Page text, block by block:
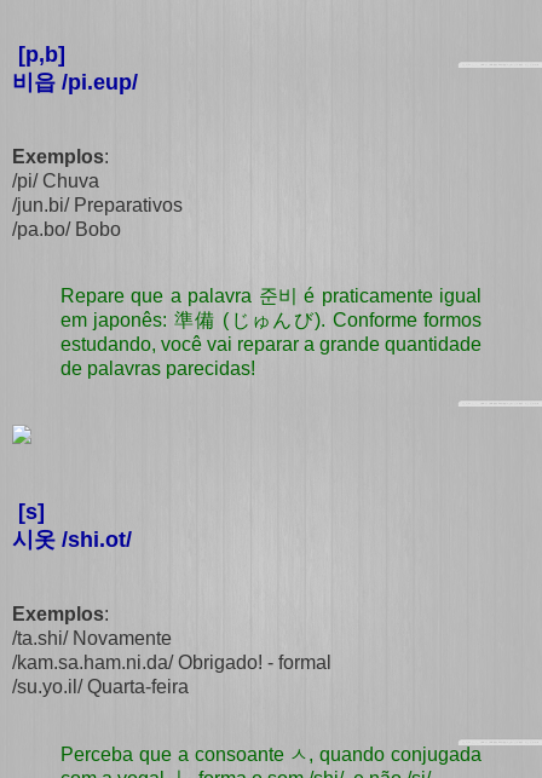
[p,b]
비읍 /pi.eup/
Exemplos:
/pi/ Chuva
/jun.bi/ Preparativos
/pa.bo/ Bobo
Repare que a palavra 준비 é praticamente igual
em japonês: 準備 (じゅんび). Conforme formos
estudando, você vai reparar a grande quantidade
de palavras parecidas!
[s]
시옷 /shi.ot/
Exemplos:
/ta.shi/ Novamente
/kam.sa.ham.ni.da/ Obrigado! - formal
/su.yo.il/ Quarta-feira
Perceba que a consoante ㅅ, quando conjugada